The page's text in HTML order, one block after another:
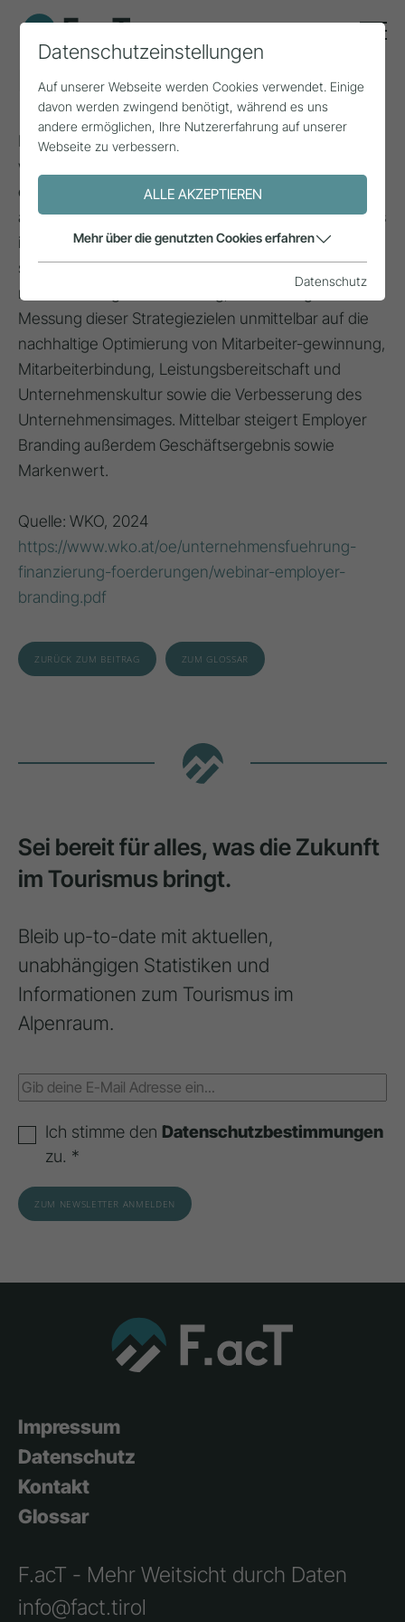
Employer Branding
Employer Branding ist die identitätsbasierte, intern
wie extern wirksameEntwicklung und Positionierung
eines Unternehmens als glaubwürdigerund
attraktiver Arbeitgeber. Kern des Employer Brandings
ist immer einedie Unternehmensmarke
spezifizierende oder adaptierende Arbeitgeber-
markenstrategie. Entwicklung, Umsetzung und
Messung dieser Strategiezielen unmittelbar auf die
nachhaltige Optimierung von Mitarbeiter-gewinnung,
Mitarbeiterbindung, Leistungsbereitschaft und
Unternehmenskultur sowie die Verbesserung des
Unternehmensimages. Mittelbar steigert Employer
Branding außerdem Geschäftsergebnis sowie
Markenwert.
Quelle: WKO, 2024
https://www.wko.at/oe/unternehmensfuehrung-
finanzierung-foerderungen/webinar-employer-
branding.pdf
ZURÜCK ZUM BEITRAG ZUM GLOSSAR
Sei bereit für alles, was die Zukunft
im Tourismus bringt.
Bleib up-to-date mit aktuellen,
unabhängigen Statistiken und
Informationen zum Tourismus im
Alpenraum.
Ich stimme den Datenschutzbestimmungen
zu. *
Impressum
Datenschutz
Kontakt
Glossar
F.acT - Mehr Weitsicht durch Daten
info@fact.tirol
Datenschutzeinstellungen
Auf unserer Webseite werden Cookies verwendet. Einige
davon werden zwingend benötigt, während es uns
andere ermöglichen, Ihre Nutzererfahrung auf unserer
Webseite zu verbessern.
ALLE AKZEPTIEREN
Mehr über die genutzten Cookies erfahren
Datenschutz